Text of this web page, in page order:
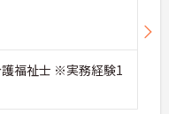
福祉士 ※実務経験1